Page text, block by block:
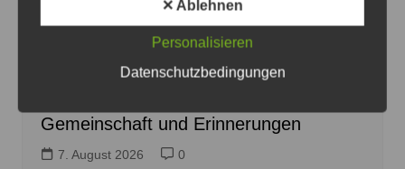
Sponsoren - Plakat: Veranstalter
Sehnde rockt wieder: Das 1. Sehnder
Gemeinschaft und Erinnerungen
7. August 2026 0
✕ Ablehnen
Personalisieren
Datenschutzbedingungen